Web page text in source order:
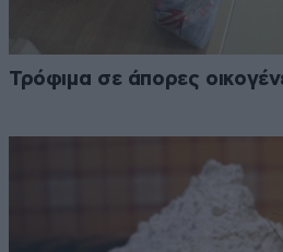
Τρόφιμα σε άπορες